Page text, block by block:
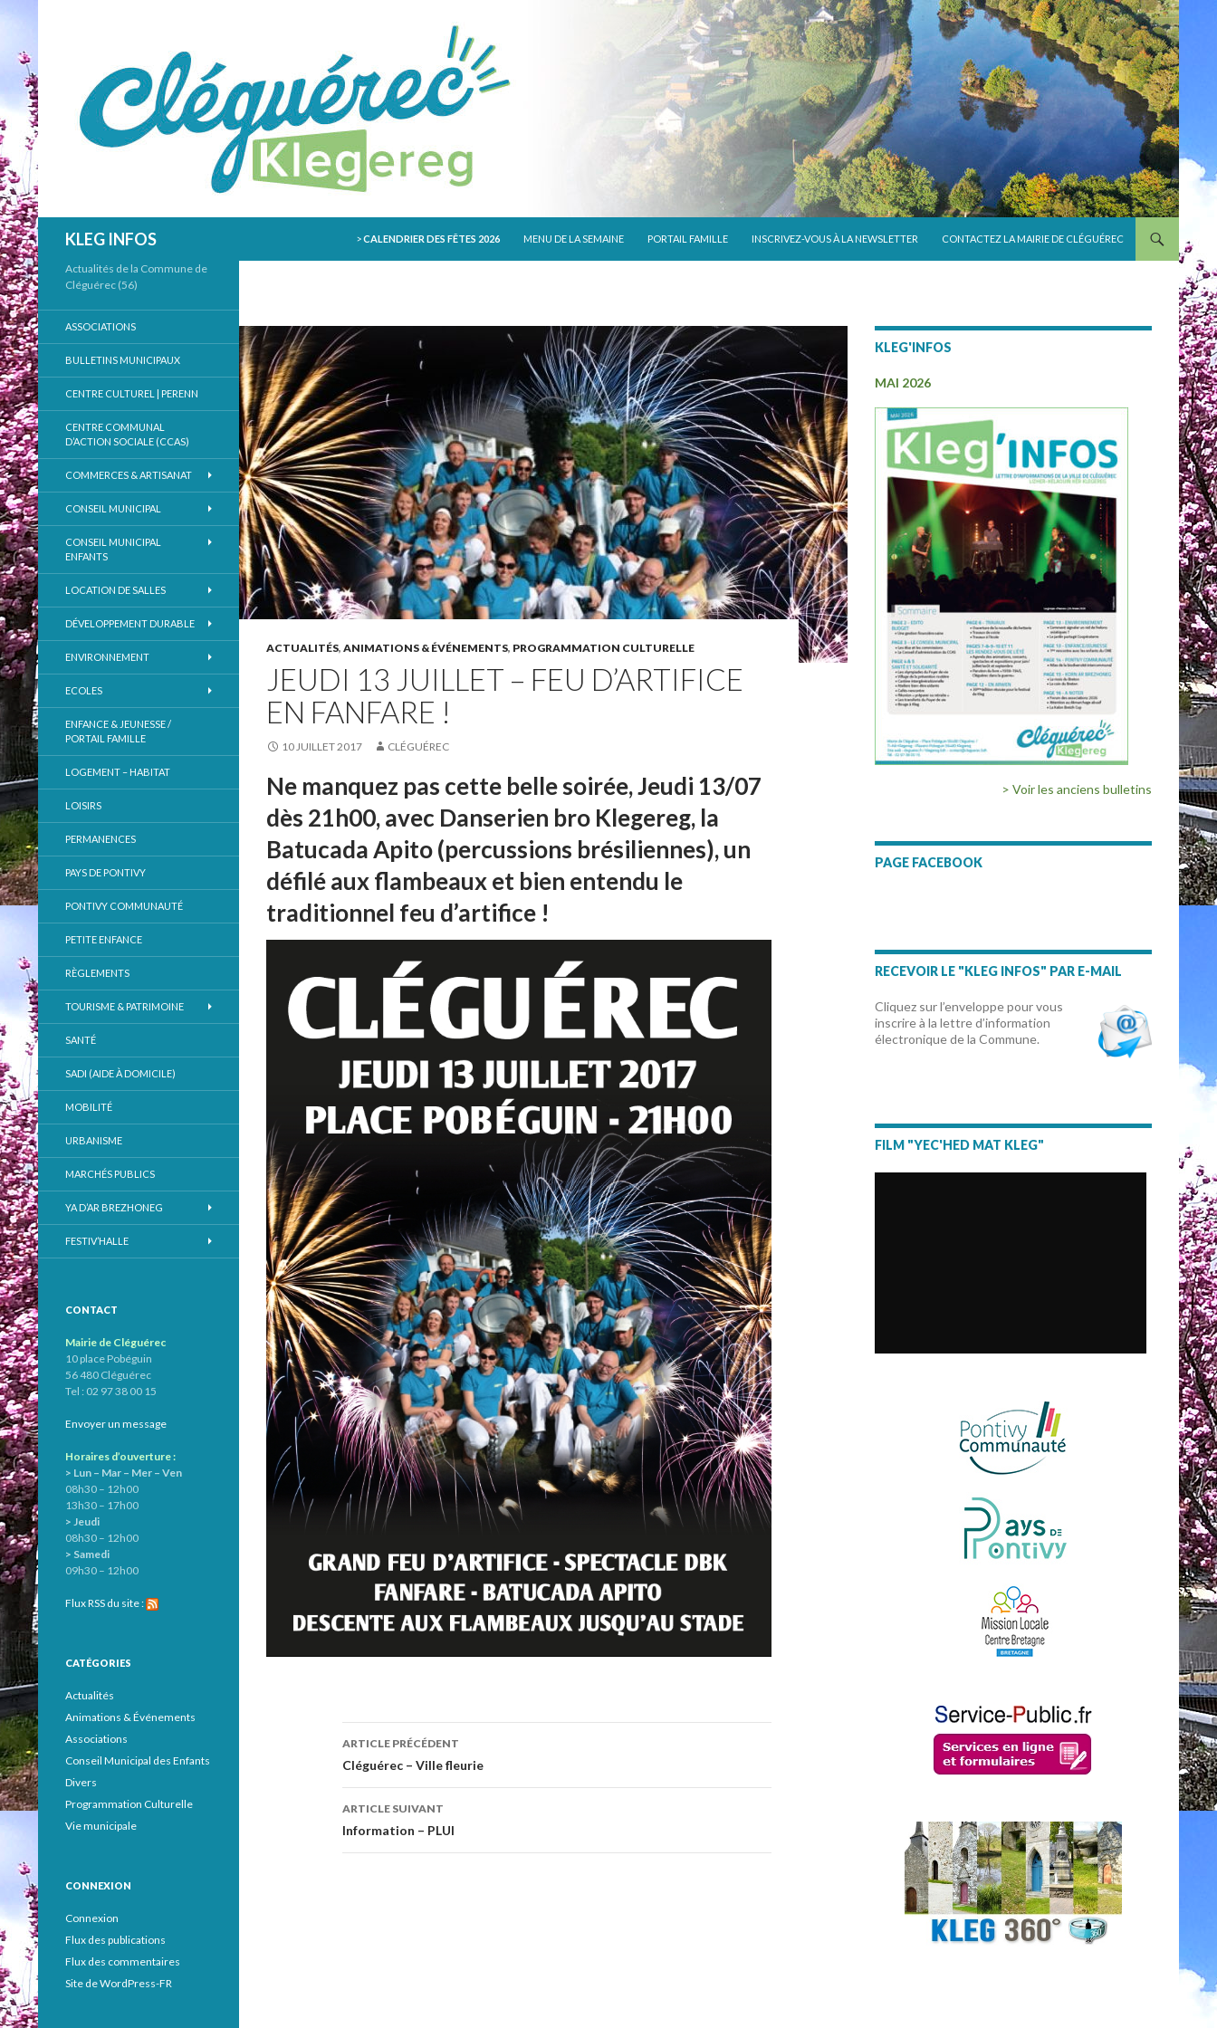
KLEG INFOS
>CALENDRIER DES FÊTES 2026 MENU DE LA SEMAINE PORTAIL FAMILLE INSCRIVEZ-VOUS À LA NEWSLETTER CONTACTEZ LA MAIRIE DE CLÉGUÉREC
ACTUALITÉS, ANIMATIONS & ÉVÉNEMENTS, PROGRAMMATION CULTURELLE
JEUDI 13 JUILLET – FEU D’ARTIFICE
EN FANFARE !
10 JUILLET 2017 CLÉGUÉREC
Ne manquez pas cette belle soirée, Jeudi 13/07
dès 21h00, avec Danserien bro Klegereg, la
Batucada Apito (percussions brésiliennes), un
défilé aux flambeaux et bien entendu le
traditionnel feu d’artifice !
Navigation
des
articles
ARTICLE PRÉCÉDENT
Cléguérec – Ville fleurie
ARTICLE SUIVANT
Information – PLUI
KLEG'INFOS
MAI 2026
> Voir les anciens bulletins
PAGE FACEBOOK
RECEVOIR LE "KLEG INFOS" PAR E-MAIL
Cliquez sur l’enveloppe pour vous
inscrire à la lettre d’information
électronique de la Commune.
FILM "YEC'HED MAT KLEG"
Actualités de la Commune de
Cléguérec (56)
ASSOCIATIONS
BULLETINS MUNICIPAUX
CENTRE CULTUREL | PERENN
CENTRE COMMUNAL
D’ACTION SOCIALE (CCAS)
COMMERCES & ARTISANAT
CONSEIL MUNICIPAL
CONSEIL MUNICIPAL
ENFANTS
LOCATION DE SALLES
DÉVELOPPEMENT DURABLE
ENVIRONNEMENT
ECOLES
ENFANCE & JEUNESSE /
PORTAIL FAMILLE
LOGEMENT – HABITAT
LOISIRS
PERMANENCES
PAYS DE PONTIVY
PONTIVY COMMUNAUTÉ
PETITE ENFANCE
RÈGLEMENTS
TOURISME & PATRIMOINE
SANTÉ
SADI (AIDE À DOMICILE)
MOBILITÉ
URBANISME
MARCHÉS PUBLICS
YA D’AR BREZHONEG
FESTIV’HALLE
CONTACT
Mairie de Cléguérec
10 place Pobéguin
56 480 Cléguérec
Tel : 02 97 38 00 15
Envoyer un message
Horaires d’ouverture :
> Lun – Mar – Mer – Ven
08h30 – 12h00
13h30 – 17h00
> Jeudi
08h30 – 12h00
> Samedi
09h30 – 12h00
Flux RSS du site :
CATÉGORIES
Actualités
Animations & Événements
Associations
Conseil Municipal des Enfants
Divers
Programmation Culturelle
Vie municipale
CONNEXION
Connexion
Flux des publications
Flux des commentaires
Site de WordPress-FR